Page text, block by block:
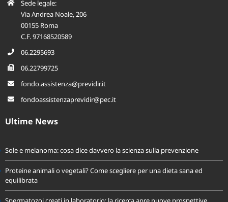
Sede legale:
Via Andrea Noale, 206
00155 Roma
Sole e melanoma: cosa dice davvero la scienza sulla prevenzione
Proteine animali o vegetali? Come scegliere per una dieta sana ed
equilibrata